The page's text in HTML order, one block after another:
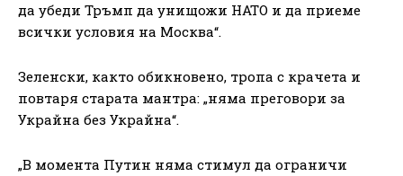
да убеди Тръмп да унищожи НАТО и да приеме
всички условия на Москва“.
Зеленски, както обикновено, тропа с крачета и
повтаря старата мантра: „няма преговори за
Украйна без Украйна“.
„В момента Путин няма стимул да ограничи